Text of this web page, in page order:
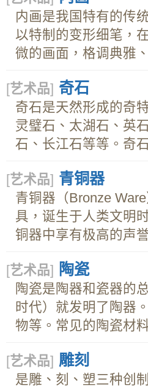
内画是我国特有的传
以特制的变形细笔，
微的画面，格调典雅
[艺术品] 奇石
奇石是天然形成的奇
灵璧石、太湖石、英
石、长江石等等。奇
[艺术品] 青铜器
青铜器（Bronze
具，诞生于人类文明
铜器中享有极高的声
[艺术品] 陶瓷
陶瓷是陶器和瓷器的
时代）就发明了陶器
物等。常见的陶瓷材
[艺术品] 雕刻
是雕、刻、塑三种创